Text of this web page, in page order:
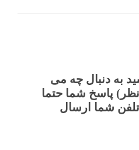
به دنبال چه می
پاسخ شما حتما
تلفن شما ارسال